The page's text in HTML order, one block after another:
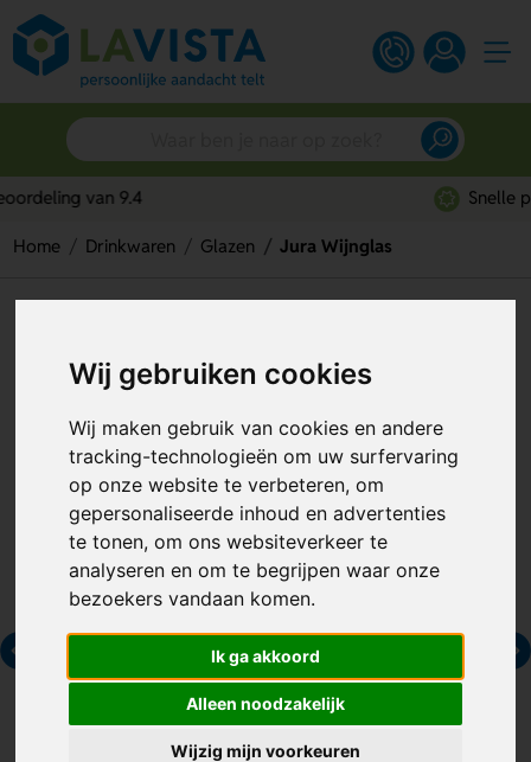
Wij gebruiken cookies
Wij maken gebruik van cookies en andere
tracking-technologieën om uw surfervaring
op onze website te verbeteren, om
gepersonaliseerde inhoud en advertenties
te tonen, om ons websiteverkeer te
analyseren en om te begrijpen waar onze
bezoekers vandaan komen.
Ik ga akkoord
Alleen noodzakelijk
Wijzig mijn voorkeuren
Home Drinkwaren Glazen Jura Wijnglas
Artikelnummer:305207